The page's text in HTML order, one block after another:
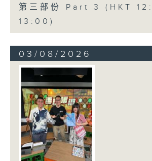
第三部份 Part 3 (HKT
13:00)
03/08/2026